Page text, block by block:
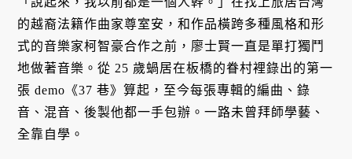
的越裔法籍作曲家尊室安，和作品橫跨多種風格和形
式的音樂家柯智豪合作之前，廖士賢一直是單打獨鬥
地做著音樂。從 25 歲蝸居在板橋的眷村裡錄出的第一
張 demo《37 巷》算起，至今每張專輯的編曲、錄
音、混音、後製他都一手包辦。一路未曾拜師學藝、
全靠自學。